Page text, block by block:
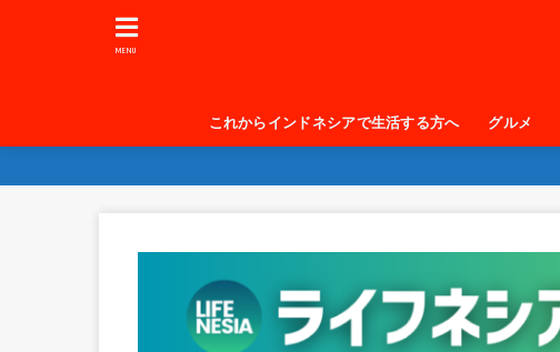
これからインドネシアで生活する方へ グルメ
MENU